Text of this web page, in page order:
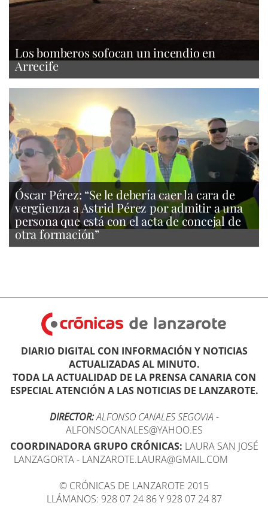
Los bomberos sofocan un incendio en
Arrecife
Óscar Pérez: “Se le debería caer la cara de
vergüenza a Astrid Pérez por admitir a una
persona que está con el acta de concejal de
otra formación”
DIARIO DIGITAL CON INFORMACIÓN Y NOTICIAS
ACTUALIZADAS AL MINUTO.
TODA LA ACTUALIDAD DE LA PRENSA CANARIA CON
ESPECIAL ATENCIÓN A LAS NOTICIAS DE LANZAROTE.
DIRECTOR:ALFONSO CANALES SEGOVIA -
ALFONSOCANALES@YAHOO.ES
COORDINADORA GRUPO CRÓNICAS: LAURA SAN JOSÉ
LANZAGORTA - LANZAROTE.LAURA@GMAIL.COM
© CRÓNICAS DE LANZAROTE 2015
LLÁMANOS: 928 07 24 86 Y 928 07 24 87